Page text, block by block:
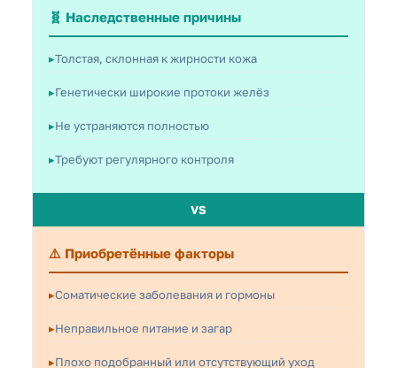
числе расширением пор.
🧬 Наследственные причины
Толстая, склонная к жирности кожа
Генетически широкие протоки желёз
Не устраняются полностью
Требуют регулярного контроля
VS
⚠️ Приобретённые факторы
Соматические заболевания и гормоны
Неправильное питание и загар
Плохо подобранный или отсутствующий уход